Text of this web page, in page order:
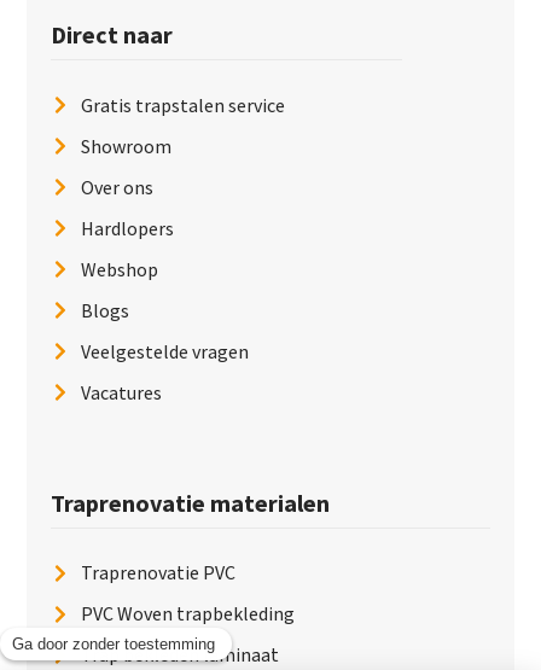
Direct naar
Gratis trapstalen service
Showroom
Over ons
Hardlopers
Webshop
Blogs
Veelgestelde vragen
Vacatures
Traprenovatie materialen
Traprenovatie PVC
PVC Woven trapbekleding
Trap bekleden laminaat